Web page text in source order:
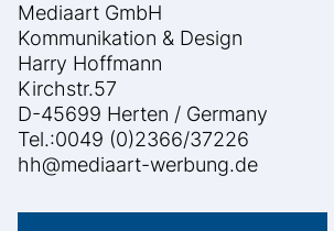
Mediaart GmbH
Kommunikation & Design
Harry Hoffmann
Kirchstr.57
D-45699 Herten / Germany
Tel.:0049 (0)2366/37226
hh@mediaart-werbung.de